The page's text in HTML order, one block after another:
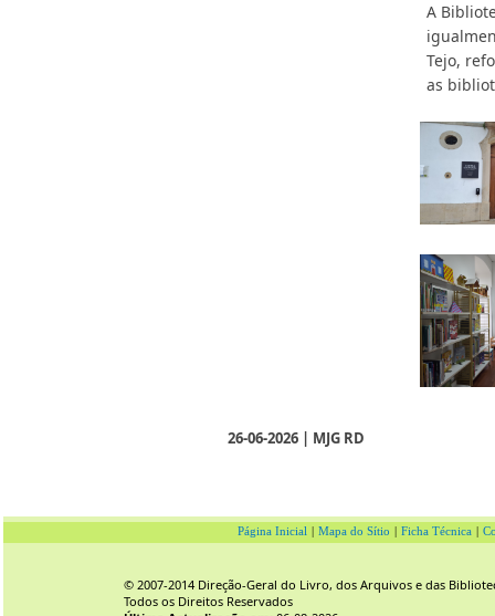
A
Tejo,
as
26-06-2026 | MJG RD
Página Inicial Mapa do Sítio Ficha Técnica
© 2007-2014 Direção-Geral do Livro, dos Arquivos e das
Todos os Direitos Reservados